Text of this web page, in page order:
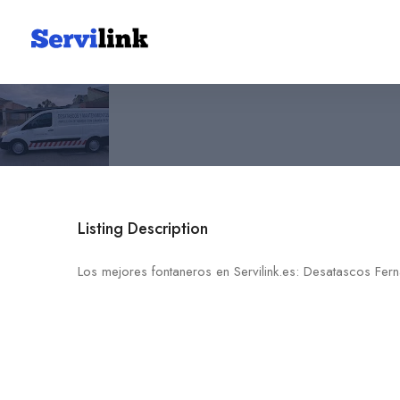
Desatascos Fernando
Listing Description
Los mejores fontaneros en Servilink.es: Desatascos